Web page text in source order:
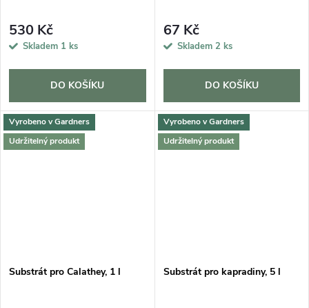
530 Kč
Skladem 1 ks
DO KOŠÍKU
67 Kč
Skladem 2 ks
DO KOŠÍKU
Vyrobeno v Gardners
Udržitelný produkt
Substrát pro Calathey, 1 l
Vyrobeno v Gardners
Udržitelný produkt
Substrát pro kapradiny, 5 l